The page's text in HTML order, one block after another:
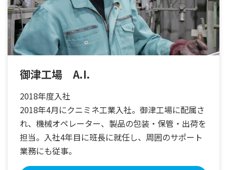
御津工場 A.I.
2018年度入社
2018年4月にクニミネ工業入社。御津工場に配属さ
れ、機械オペレーター、製品の包装・保管・出荷を
担当。入社4年目に班長に就任し、周囲のサポート
業務にも従事。